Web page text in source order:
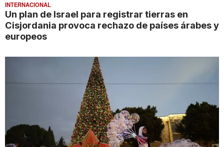
INTERNACIONAL
Un plan de Israel para registrar tierras en
Cisjordania provoca rechazo de países árabes y
europeos